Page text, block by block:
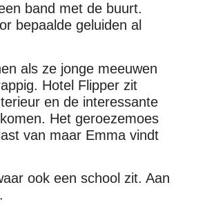
band met de buurt.
bepaalde geluiden al
als ze jonge meeuwen
Hotel Flipper zit
en de interessante
Het geroezemoes
van maar Emma vindt
ook een school zit. Aan